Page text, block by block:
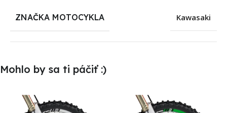
ZNAČKA MOTOCYKLA Kawasaki
Mohlo by sa ti páčiť :)